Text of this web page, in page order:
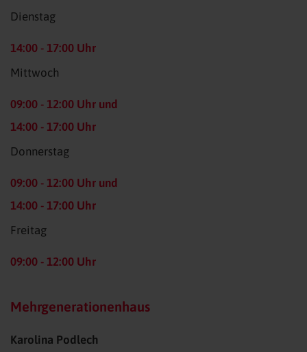
Dienstag
14:00 - 17:00 Uhr
Mittwoch
09:00 - 12:00 Uhr und
14:00 - 17:00 Uhr
Donnerstag
09:00 - 12:00 Uhr und
14:00 - 17:00 Uhr
Freitag
09:00 - 12:00 Uhr
Mehr­generationen­haus
Karolina Podlech